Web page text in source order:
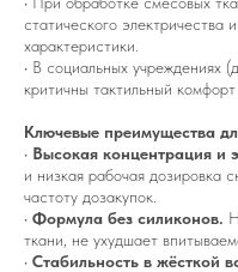
статического электричества
характеристики.
• В социальных учреждениях
критичны тактильный
Ключевые преимущества
• Высокая концентрация и
и низкая рабочая дозировка
частоту дозакупок.
• Формула без силиконов.
ткани, не ухудшает
• Стабильность в жёсткой